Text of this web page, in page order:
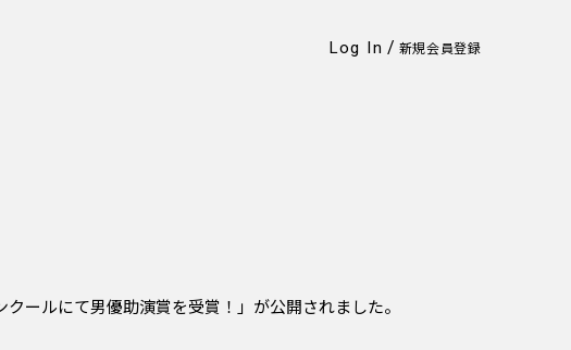
Log In / 新規会員登録
クールにて男優助演賞を受賞！」が公開されました。